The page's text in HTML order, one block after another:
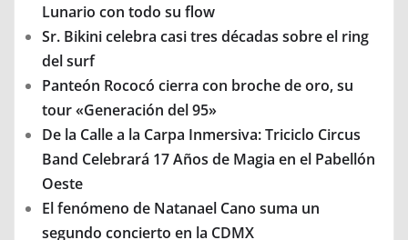
Lunario con todo su flow
Sr. Bikini celebra casi tres décadas sobre el ring
del surf
Panteón Rococó cierra con broche de oro, su
tour «Generación del 95»
De la Calle a la Carpa Inmersiva: Triciclo Circus
Band Celebrará 17 Años de Magia en el Pabellón
Oeste
El fenómeno de Natanael Cano suma un
segundo concierto en la CDMX